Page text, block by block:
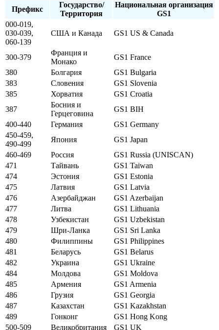
Префикс
Государство/
Территория
Национальная организация
GS1
000-019,
030-039,
060-139
США и Канада GS1 US & Canada
300-379
Франция и
Монако
GS1 France
380
Болгария
GS1 Bulgaria
383
Словения
GS1 Slovenia
385
Хорватия
GS1 Croatia
387
Босния и
Герцеговина
GS1 BIH
400-440
Германия
GS1 Germany
450-459,
490-499
Япония
GS1 Japan
460-469
Россия
GS1 Russia (UNISCAN)
471
Тайвань
GS1 Taiwan
474
Эстония
GS1 Estonia
475
Латвия
GS1 Latvia
476
Азербайджан
GS1 Azerbaijan
477
Литва
GS1 Lithuania
478
Узбекистан
GS1 Uzbekistan
479
Шри-Ланка
GS1 Sri Lanka
480
Филиппины
GS1 Philippines
481
Беларусь
GS1 Belarus
482
Украина
GS1 Ukraine
484
Молдова
GS1 Moldova
485
Армения
GS1 Armenia
486
Грузия
GS1 Georgia
487
Казахстан
GS1 Kazakhstan
489
Гонконг
GS1 Hong Kong
500-509
Великобритания GS1 UK